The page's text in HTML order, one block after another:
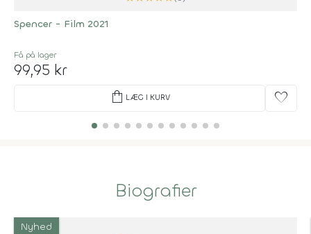
Spencer - Film 2021
Få på lager
99,95 kr
shopping_bag LÆG I KURV favorite
Biografier
Nyhed